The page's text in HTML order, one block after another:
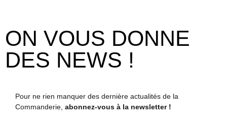
ON VOUS DONNE
DES NEWS !
Pour ne rien manquer des dernière actualités de la
Commanderie, abonnez-vous à la newsletter !